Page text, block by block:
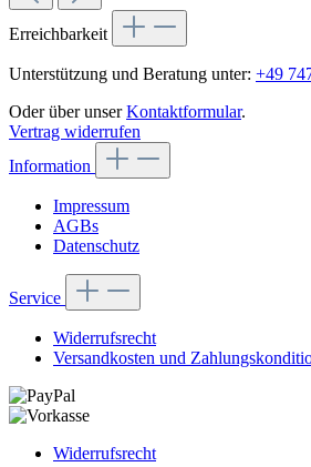
Erreichbarkeit
Unterstützung und Beratung unter: +49
Oder über unserKontaktformular.
Vertrag widerrufen
Information
Impressum
AGBs
Datenschutz
Service
Widerrufsrecht
Versandkosten und
Widerrufsrecht